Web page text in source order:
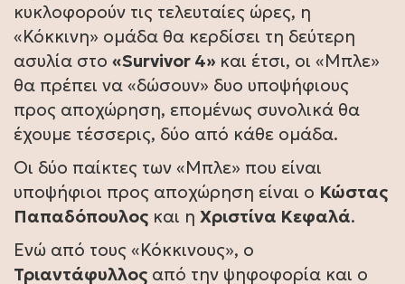
κυκλοφορούν τις τελευταίες ώρες, η
«Κόκκινη» ομάδα θα κερδίσει τη δεύτερη
ασυλία στο «Survivor 4» και έτσι, οι «Μπλε»
θα πρέπει να «δώσουν» δυο υποψήφιους
προς αποχώρηση, επομένως συνολικά θα
έχουμε τέσσερις, δύο από κάθε ομάδα.
Οι δύο παίκτες των «Μπλε» που είναι
υποψήφιοι προς αποχώρηση είναι ο Κώστας
Παπαδόπουλος και η Χριστίνα Κεφαλά.
Ενώ από τους «Κόκκινους», ο
Τριαντάφυλλος από την ψηφοφορία και ο